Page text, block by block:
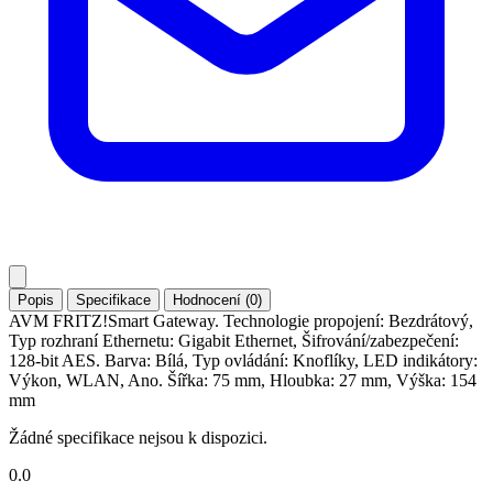
Popis Specifikace Hodnocení (0)
AVM FRITZ!Smart Gateway. Technologie propojení: Bezdrátový,
Typ rozhraní Ethernetu: Gigabit Ethernet, Šifrování/zabezpečení:
128-bit AES. Barva: Bílá, Typ ovládání: Knoflíky, LED indikátory:
Výkon, WLAN, Ano. Šířka: 75 mm, Hloubka: 27 mm, Výška: 154
mm
Žádné specifikace nejsou k dispozici.
0.0